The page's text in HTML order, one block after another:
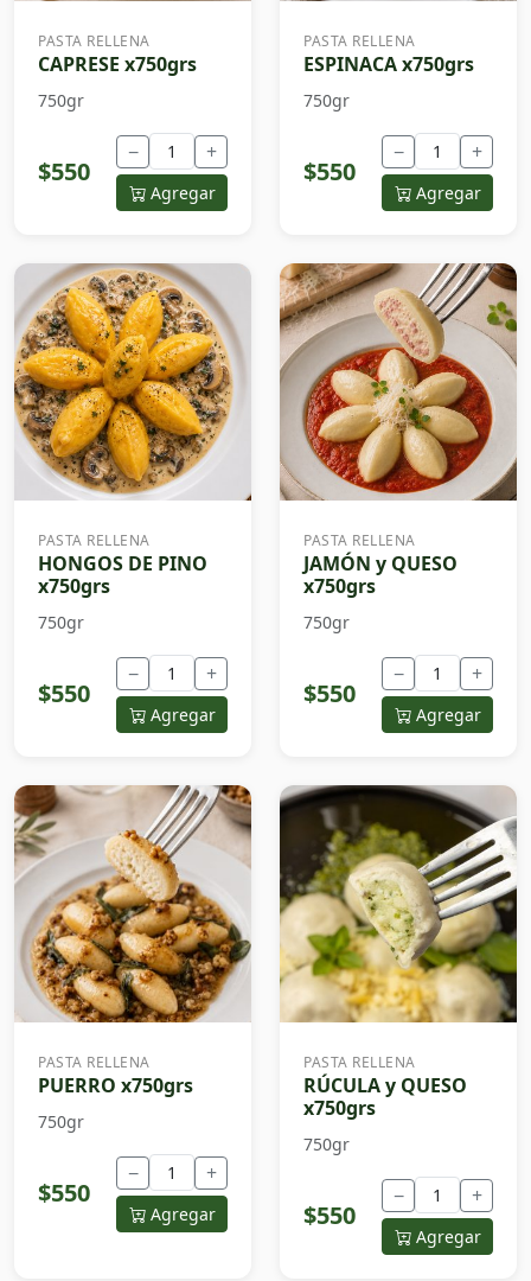
PASTA RELLENA
CAPRESE x750grs
750gr
$550
− +
Agregar
PASTA RELLENA
ESPINACA x750grs
750gr
$550
− +
Agregar
PASTA RELLENA
HONGOS DE PINO
x750grs
750gr
$550
− +
Agregar
PASTA RELLENA
JAMÓN y QUESO
x750grs
750gr
$550
− +
Agregar
PASTA RELLENA
PUERRO x750grs
750gr
$550
− +
Agregar
PASTA RELLENA
RÚCULA y QUESO
x750grs
750gr
$550
− +
Agregar